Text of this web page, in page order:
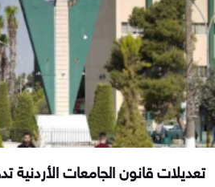
تعديلات قانون الجامعات الأردنية